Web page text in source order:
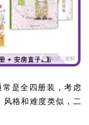
常是全四册装，考虑
格和难度类似，二